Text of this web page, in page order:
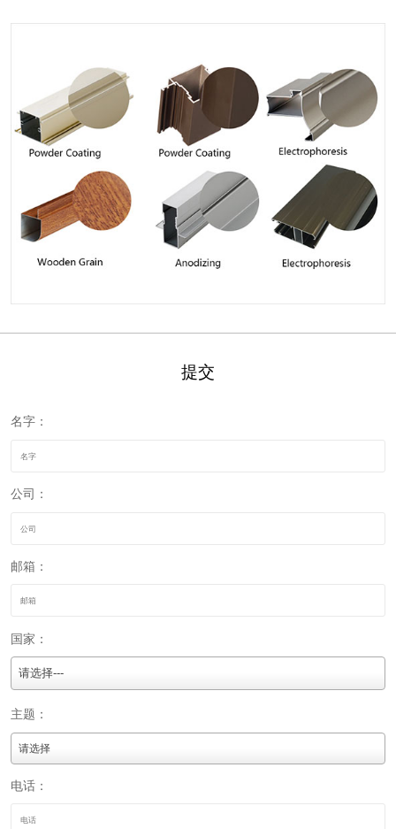
提交
名字：
公司：
邮箱：
国家：
请选择---
主题：
电话：